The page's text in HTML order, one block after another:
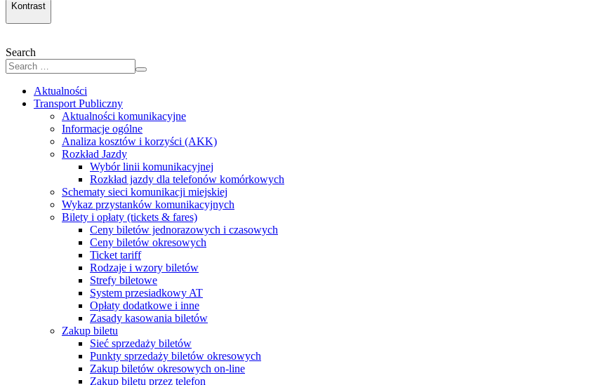
Kontrast
Search
Aktualności
Transport Publiczny
Aktualności komunikacyjne
Informacje ogólne
Analiza kosztów i korzyści (AKK)
Rozkład Jazdy
Wybór linii komunikacyjnej
Rozkład jazdy dla telefonów komórkowych
Schematy sieci komunikacji miejskiej
Wykaz przystanków komunikacyjnych
Bilety i opłaty (tickets & fares)
Ceny biletów jednorazowych i czasowych
Ceny biletów okresowych
Ticket tariff
Rodzaje i wzory biletów
Strefy biletowe
System przesiadkowy AT
Opłaty dodatkowe i inne
Zasady kasowania biletów
Zakup biletu
Sieć sprzedaży biletów
Punkty sprzedaży biletów okresowych
Zakup biletów okresowych on-line
Zakup biletu przez telefon